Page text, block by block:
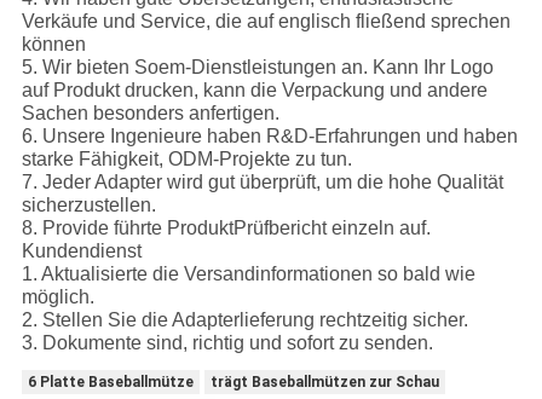
Verkäufe und Service, die auf englisch fließend sprechen
können
5. Wir bieten Soem-Dienstleistungen an. Kann Ihr Logo
auf Produkt drucken, kann die Verpackung und andere
Sachen besonders anfertigen.
6. Unsere Ingenieure haben R&D-Erfahrungen und haben
starke Fähigkeit, ODM-Projekte zu tun.
7. Jeder Adapter wird gut überprüft, um die hohe Qualität
sicherzustellen.
8. Provide führte ProduktPrüfbericht einzeln auf.
Kundendienst
1. Aktualisierte die Versandinformationen so bald wie
möglich.
2. Stellen Sie die Adapterlieferung rechtzeitig sicher.
3. Dokumente sind, richtig und sofort zu senden.
6 Platte Baseballmütze
trägt Baseballmützen zur Schau